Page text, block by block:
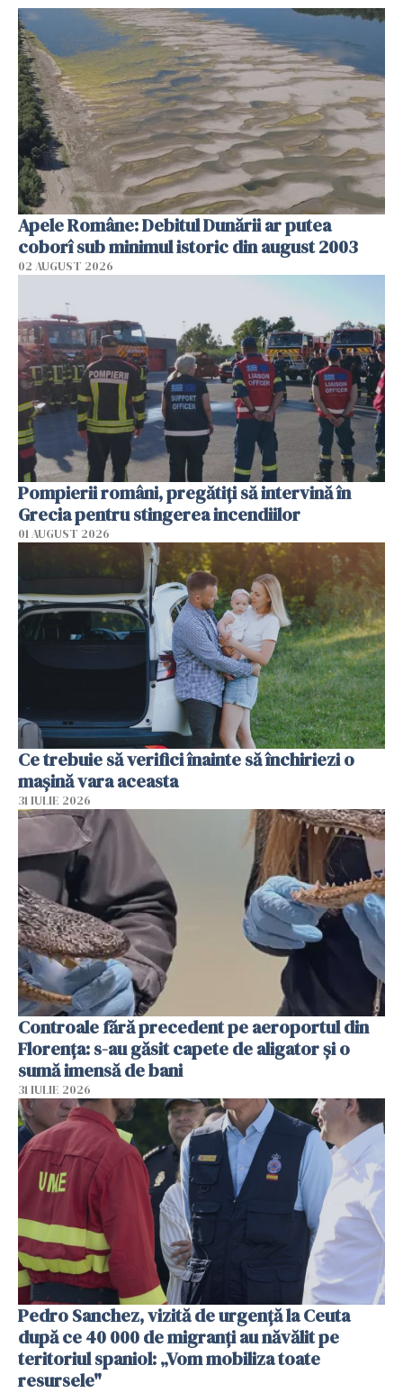
Apele Române: Debitul Dunării ar putea
coborî sub minimul istoric din august 2003
02 AUGUST 2026
Pompierii români, pregătiţi să intervină în
Grecia pentru stingerea incendiilor
01 AUGUST 2026
Ce trebuie să verifici înainte să închiriezi o
mașină vara aceasta
31 IULIE 2026
Controale fără precedent pe aeroportul din
Florența: s-au găsit capete de aligator și o
sumă imensă de bani
31 IULIE 2026
Pedro Sanchez, vizită de urgență la Ceuta
după ce 40 000 de migranți au năvălit pe
teritoriul spaniol: „Vom mobiliza toate
resursele"